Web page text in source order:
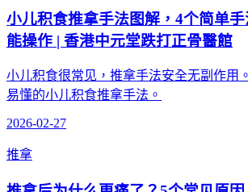
小儿积食推拿手法图解，4个简单
能操作 | 香港中元堂跌打正骨醫館
小儿积食很常见，推拿手法安全无副作用
易懂的小儿积食推拿手法。
2026-02-27
推拿